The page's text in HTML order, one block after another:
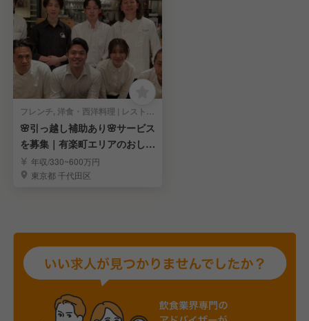
フレンチ, 洋食・西洋料理 | レストランサービス・ホールスタッフ
🌸引っ越し補助あり🌸サービス
を募集｜有楽町エリアのおしゃ
れブラッスリー
年収/330~600万円
東京都 千代田区